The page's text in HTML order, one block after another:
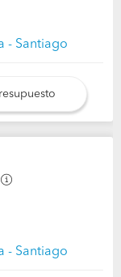
- Santiago
- Santiago